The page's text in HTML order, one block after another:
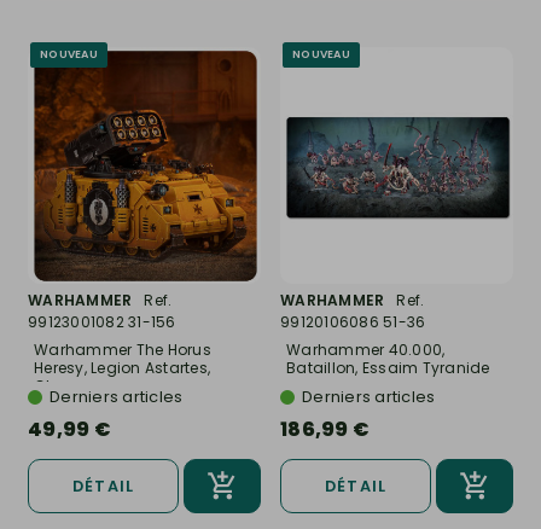
NOUVEAU
WARHAMMER
Ref.
99123001082 31-156
Warhammer The Horus
Heresy, Legion Astartes,
Char...
Derniers articles
49,99 €
DÉTAIL
NOUVEAU
WARHAMMER
Ref.
99120106086 51-36
Warhammer 40.000,
Bataillon, Essaim Tyranide
-... Derniers articles
186,99 €
DÉTAIL